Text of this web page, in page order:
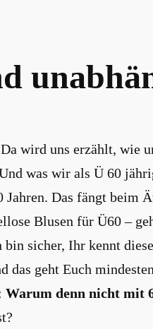
wird uns erzählt, wie
was wir als Ü 60
Das fängt beim
Blusen für Ü60 –
sicher, Ihr kennt
das geht Euch
Warum denn nicht mit